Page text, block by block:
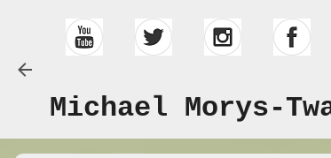
Michael Morys-